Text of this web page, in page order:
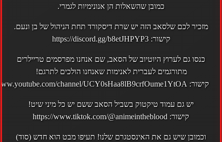
כמובן שהשאלות הן אנונימיות לגמרי.
מזכיר לכם שלסאב הזה יש שרת דיסקורד תחת הניהול של בן ונעם.
קישור:https://discord.gg/b8etJHPYP3
כנסו גם לערוץ היוטיובשל הסאב, שם אנחנו מפרסמים טריילרים
מתורגמים לעברית לאנימות שאנחנו הולכים לתרגם!
קישור: channel/UCY0sHaa8lB9crfOume1YtOA
יש גם עמוד טיקטוק בשביל הסאב ששם יש כל מיני שיט!
קישור: https://www.tiktok.com/@animeintheblood
וכמובן שיש גם את האינסטגרם שלנו! תעיפו מבט הוא חדש (סוד)